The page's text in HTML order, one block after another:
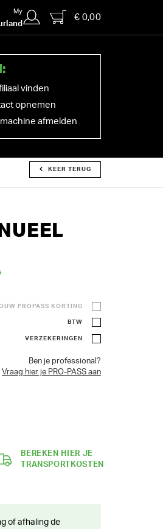
My
€ 0,00
vinden
opnemen
afmelden
KEER TERUG
PROPASS KORTING
BTW
VERZEKERINGEN
Ben je professional?
Vraag hier je PRO-PASS aan
BEREKEN HIER JE
TRANSPORTKOSTEN